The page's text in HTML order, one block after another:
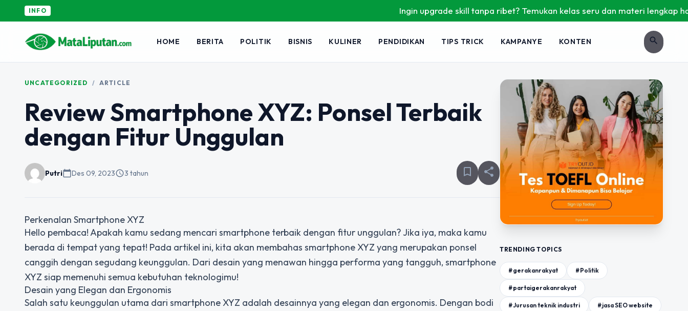
INFO Ingin upgrade skill tanpa ribet? Temukan kelas seru dan materi lengkap hanya
HOME BERITA POLITIK BISNIS KULINER PENDIDIKAN TIPS TRICK KAMPANYE KONTEN search
UNCATEGORIZED / ARTICLE
Review Smartphone XYZ: Ponsel Terbaik
dengan Fitur Unggulan
Putricalendar_todayDes 09, 2023schedule3 tahun bookmark_border share
Perkenalan Smartphone XYZ
Hello pembaca! Apakah kamu sedang mencari smartphone terbaik dengan fitur unggulan? Jika iya, maka kamu
berada di tempat yang tepat! Pada artikel ini, kita akan membahas smartphone XYZ yang merupakan ponsel
canggih dengan segudang keunggulan. Dari desain yang menawan hingga performa yang tangguh, smartphone
XYZ siap memenuhi semua kebutuhan teknologimu!
Desain yang Elegan dan Ergonomis
Salah satu keunggulan utama dari smartphone XYZ adalah desainnya yang elegan dan ergonomis. Dengan bodi
TRENDING TOPICS
#gerakanrakyat #Politik
#partaigerakanrakyat
#Jurusan teknik industri #jasa SEO website